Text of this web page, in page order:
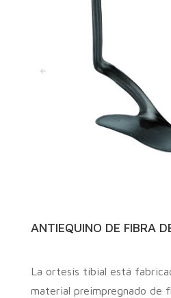
ANTIEQUINO DE FIBRA
La ortesis tibial está
material preimpregnado de